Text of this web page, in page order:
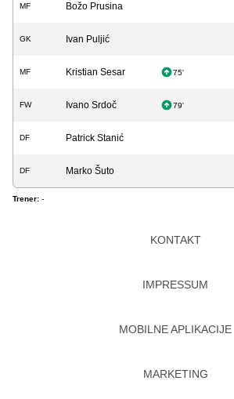
MF Božo Prusina
GK Ivan Puljić
MF Kristian Sesar 75'
FW Ivano Srdoč 79'
DF Patrick Stanić
DF Marko Šuto
Trener: -
KONTAKT
IMPRESSUM
MOBILNE APLIKACIJE
MARKETING